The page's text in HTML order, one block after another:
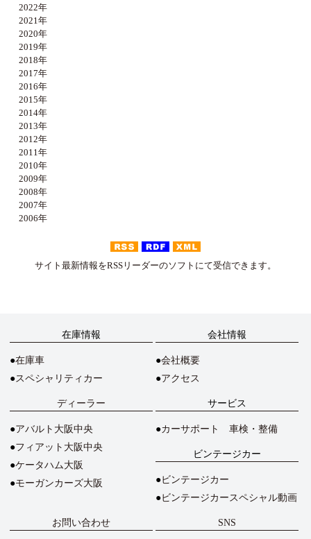
2022年
2021年
2020年
2019年
2018年
2017年
2016年
2015年
2014年
2013年
2012年
2011年
2010年
2009年
2008年
2007年
2006年
サイト最新情報をRSSリーダーのソフトにて受信できます。
在庫情報
在庫車
スペシャリティカー
会社情報
会社概要
アクセス
ディーラー
アバルト大阪中央
フィアット大阪中央
ケータハム大阪
モーガンカーズ大阪
サービス
カーサポート 車検・整備
ビンテージカー
ビンテージカー
ビンテージカースペシャル動画
お問い合わせ SNS